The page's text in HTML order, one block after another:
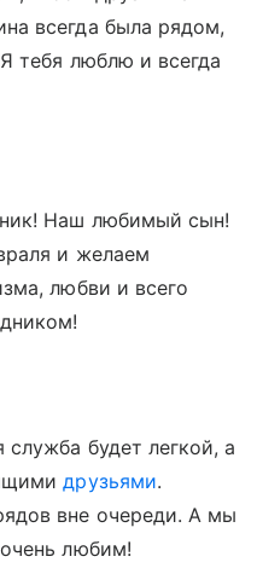
всегда была рядом,
тебя люблю и всегда
Наш любимый сын!
и желаем
любви и всего
будет легкой, а
друзьями.
вне очереди. А мы
любим!